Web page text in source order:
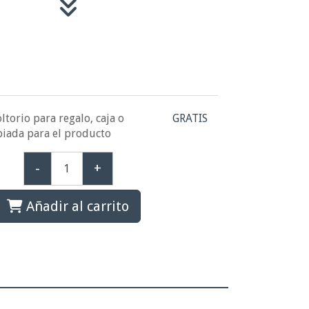
para regalo, caja o
para el producto
GRATIS
- +
Añadir al carrito